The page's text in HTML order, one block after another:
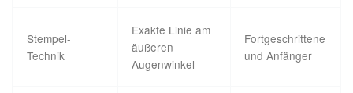
Stempel-
Technik
Exakte Linie am
äußeren
Augenwinkel
Fortgeschrittene
und Anfänger